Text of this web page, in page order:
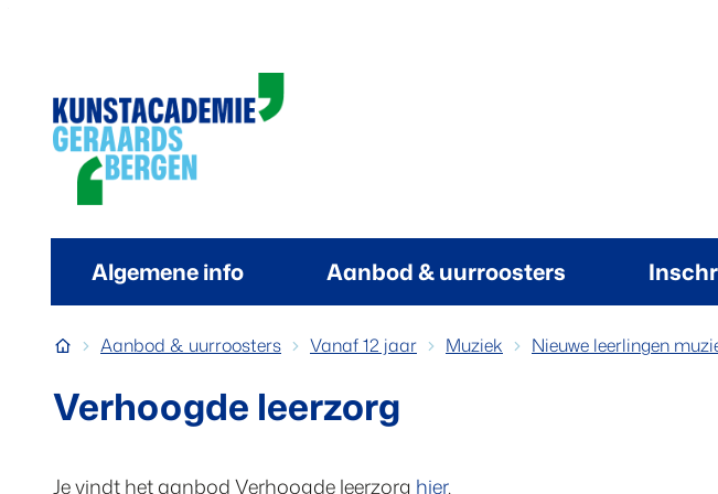
Algemene info Aanbod & uurroosters
Startpagina
Aanbod & uurroosters Vanaf 12 jaar Muziek Nieuwe leerlingen
Verhoogde leerzorg
Je vindt het aanbod Verhoogde leerzorg hier.